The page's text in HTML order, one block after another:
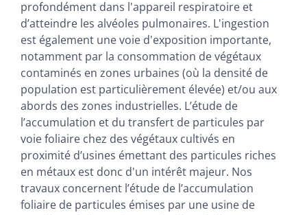
profondément dans l'appareil respiratoire et
d’atteindre les alvéoles pulmonaires. L'ingestion
est également une voie d'exposition importante,
notamment par la consommation de végétaux
contaminés en zones urbaines (où la densité de
population est particulièrement élevée) et/ou aux
abords des zones industrielles. L’étude de
l’accumulation et du transfert de particules par
voie foliaire chez des végétaux cultivés en
proximité d’usines émettant des particules riches
en métaux est donc d'un intérêt majeur. Nos
travaux concernent l’étude de l’accumulation
foliaire de particules émises par une usine de